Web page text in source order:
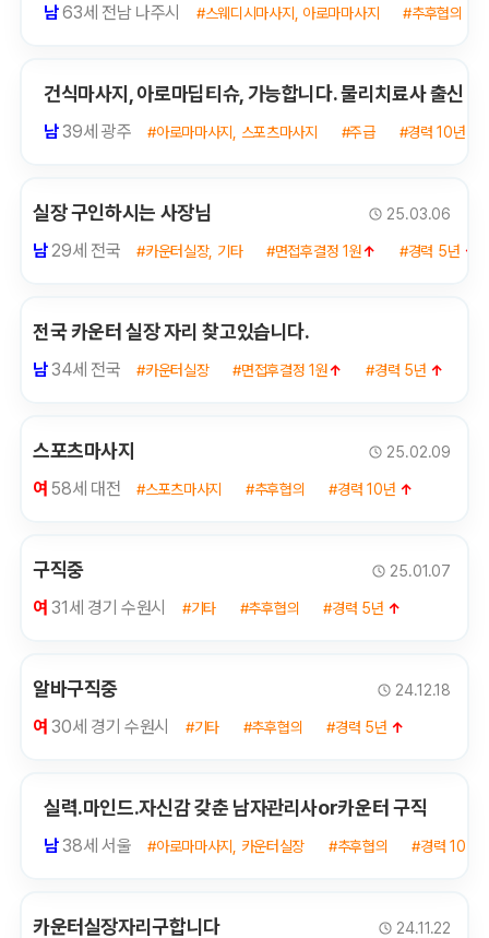
남63세 전남 나주시 #스웨디시마사지, 아로마마사지 #추후협의
건식마사지, 아로마딥티슈, 가능합니다. 물리치료사 출신
남39세 광주#아로마마사지, 스포츠마사지 #주급 #경력 10년
25.03.06
실장 구인하시는 사장님
남29세 전국#카운터실장, 기타 #면접후결정 1원↑ #경력 5년 ↑
전국 카운터 실장 자리 찾고있습니다.
남34세 전국#카운터실장 #면접후결정 1원↑ #경력 5년 ↑
25.02.09
스포츠마사지
여 58세 대전#스포츠마사지 #추후협의 #경력 10년 ↑
25.01.07
구직중
여 31세 경기 수원시 #기타 #추후협의 #경력 5년 ↑
24.12.18
알바구직중
여 30세 경기 수원시 #기타 #추후협의 #경력 5년 ↑
실력.마인드.자신감 갖춘 남자관리사or카운터 구직
남38세 서울#아로마마사지, 카운터실장 #추후협의 #경력 10년
24.11.22
카운터실장자리구합니다